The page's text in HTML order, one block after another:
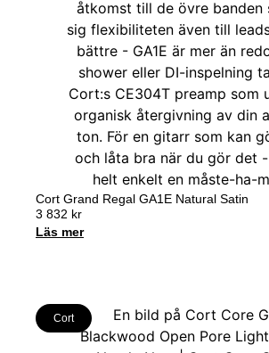
Cort Grand Regal GA1E Natural Satin
3 832 kr
Läs mer
Cort